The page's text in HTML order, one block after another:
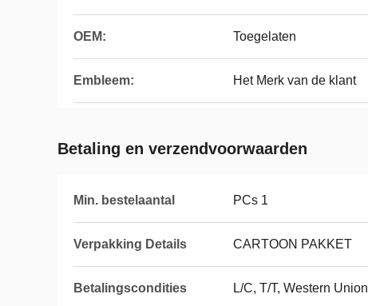
OEM: Toegelaten
Embleem: Het Merk van de klant
Betaling en verzendvoorwaarden
Min. bestelaantal PCs 1
Verpakking Details CARTOON PAKKET
Betalingscondities L/C, T/T, Western Union